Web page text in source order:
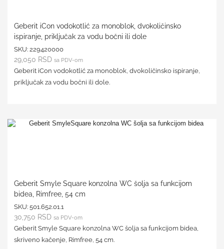
Geberit iCon vodokotlić za monoblok, dvokoličinsko
ispiranje, priključak za vodu bočni ili dole
SKU: 229420000
29,050 RSD sa PDV-om
Geberit iCon vodokotlić za monoblok, dvokoličinsko ispiranje,
priključak za vodu bočni ili dole.
Geberit Smyle Square konzolna WC šolja sa funkcijom
bidea, Rimfree, 54 cm
SKU: 501.652.01.1
30,750 RSD sa PDV-om
Geberit Smyle Square konzolna WC šolja sa funkcijom bidea,
skriveno kačenje, Rimfree, 54 cm.